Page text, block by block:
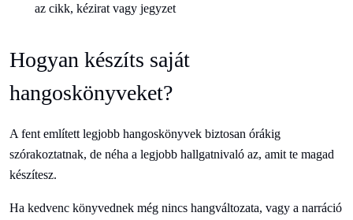
az cikk, kézirat vagy jegyzet
Hogyan készíts saját
hangoskönyveket?
A fent említett legjobb hangoskönyvek biztosan órákig
szórakoztatnak, de néha a legjobb hallgatnivaló az, amit te magad
készítesz.
Ha kedvenc könyvednek még nincs hangváltozata, vagy a narráció